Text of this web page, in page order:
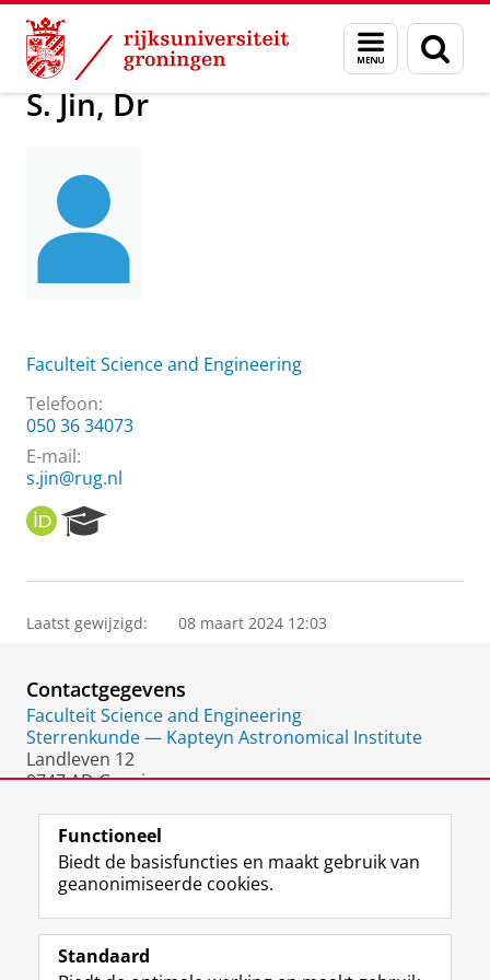
Skip
Content
Skip
Navigation
Menu
en
zoeken
Over ons Praktische zaken Waar vindt u ons S. Jin, Dr
S. Jin, Dr
Faculteit Science and Engineering
Telefoon:
050 36 34073
E-mail:
s.jin@rug.nl
O
R
I
e
r
P
o
r
t
a
Laatst gewijzigd: 08 maart 2024 12:03
Contactgegevens
Faculteit Science and Engineering
Sterrenkunde — Kapteyn Astronomical Institute
Landleven 12
9747 AD Groningen
Volg de RUG
F
a
L
i
R
S
I
n
Y
o
Functioneel
Biedt de basisfuncties en maakt gebruik van
geanonimiseerde cookies.
Standaard